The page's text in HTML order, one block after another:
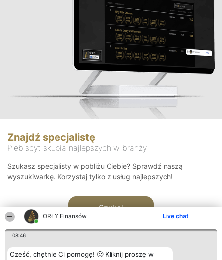
ORŁY Finansów Live chat
08:46
Cześć, chętnie Ci pomogę! 🙂 Kliknij proszę w
Znajdź specjalistę
Plebiscyt skupia najlepszych w branży
Szukasz specjalisty w pobliżu Ciebie? Sprawdź naszą
wyszukiwarkę. Korzystaj tylko z usług najlepszych!
Szukaj